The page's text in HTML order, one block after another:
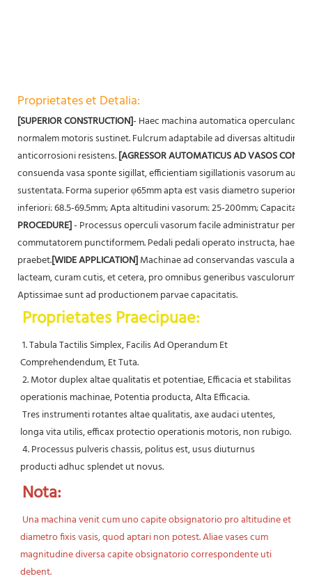
Proprietates et Detalia:
[SUPERIOR CONSTRUCTION]- Haec machina automatica operculandi
normalem motoris sustinet. Fulcrum adaptabile ad diversas
anticorrosioni resistens.[AGRESSOR AUTOMATICUS AD VASOS
consuenda vasa sponte sigillat, efficientiam sigillationis vasorum
sustentata. Forma superior φ65mm apta est vasis diametro superiori:
inferiori: 68.5-69.5mm; Apta altitudini vasorum: 25-200mm; Capacitas
PROCEDURE]- Processus operculi vasorum facile administratur per
commutatorem punctiformem. Pedali pedali operato instructa, haec
praebet.[WIDE APPLICATION]Machinae ad conservandas vascula
lacteam, curam cutis, et cetera, pro omnibus generibus vasculorum
Aptissimae sunt ad productionem parvae capacitatis.
Proprietates Praecipuae:
1. Tabula Tactilis Simplex, Facilis Ad Operandum Et
Comprehendendum, Et Tuta.
operationis machinae, Potentia producta, Alta Efficacia.
longa vita utilis, efficax protectio operationis motoris, non rubigo.
producti adhuc splendet ut novus.
Nota:
Una machina venit cum uno capite obsignatorio pro altitudine et
diametro fixis vasis, quod aptari non potest. Aliae vases cum
magnitudine diversa capite obsignatorio correspondente uti
debent.